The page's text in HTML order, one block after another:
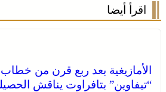
اقرأ أيضا
الأمازيغية بعد ربع قرن من
“تيفاوين” بتافراوت يناقش